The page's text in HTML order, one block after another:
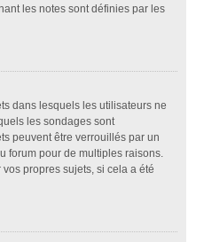
les notes sont définies par les
dans lesquels les utilisateurs ne
les sondages sont
peuvent être verrouillés par un
forum pour de multiples raisons.
propres sujets, si cela a été